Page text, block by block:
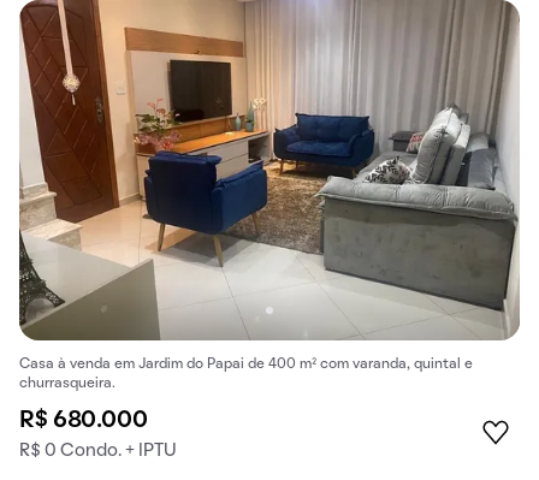
Casa à venda em Jardim do Papai de 400 m² com varanda, quintal e
churrasqueira.
R$ 680.000
R$ 0 Condo. + IPTU